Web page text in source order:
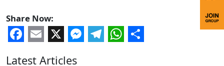
Share Now:
Latest Articles